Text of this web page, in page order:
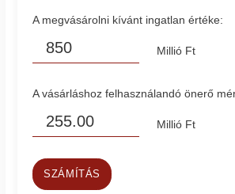
A megvásárolni kívánt ingatlan értéke:
Millió Ft
A vásárláshoz felhasználandó önerő
Millió Ft
SZÁMÍTÁS